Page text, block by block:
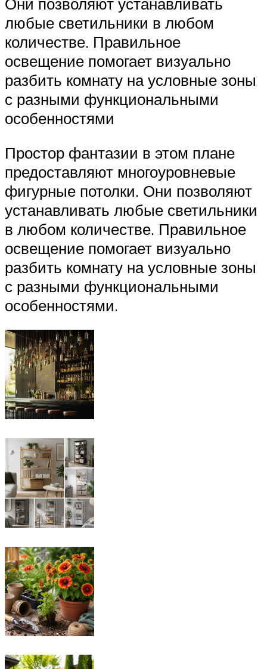
любые светильники в любом
количестве. Правильное
освещение помогает визуально
разбить комнату на условные зоны
с разными функциональными
особенностями
Простор фантазии в этом плане
предоставляют многоуровневые
фигурные потолки. Они позволяют
устанавливать любые светильники
в любом количестве. Правильное
освещение помогает визуально
разбить комнату на условные зоны
с разными функциональными
особенностями.